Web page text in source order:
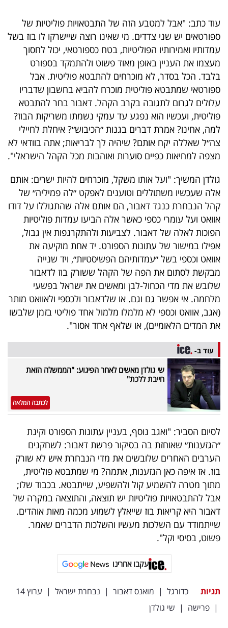
דרושים
ניוזלטרים
מייל
אדום
פרסמו
באייס
עקבו
אחרינו:
עוד כתב: "אבל למטבע הזה של התבטאויות פוליטיות של
ספורטאים יש שני צדדים. מי שאינו רוצה שיישרקו לו בוז בשל
עמדותיו ואמירותיו הפוליטיות, בטח כספורטאי, יכול לחסוך
מעצמו את העניין באופן מאוד פשוט ולהתמקד בספורט
בלבד. הכל בסדר, לא מוכרחים להתבטא פוליטית. אבל
ספורטאי שמתבטא פוליטית מוכרח להביא בחשבון שדבריו
עלולים לגרום לתגובה בקרב הקהל. דאבור בחר להתבטא
פוליטית, ועכשיו הוא נפגע עד עמקי נשמתו משריקות הבוז?
למה, אחינו? אמרת דברים בגנות ״הכיבוש״? איחלת לחיילי
צה״ל שאללה יקח אותם? שיהיה לך לבריאות; אתה בוודאי לא
מצפה למחיאות כפיים סוערות ואוהבות מכל הקהל הישראלי".
גולדן המשיך: "ועל אותו משקל, מוכרחים להיות ישרים: אותם
אלה שעכשיו משתוללים וטוענים לאפקט ״לה פמיליה״ של
קהל הנבחרת כנגד דאבור, הם אותם אלה שהתגוללו על דודו
אוואט ועל עומרי כספי כאשר אלה הביעו עמדות פוליטיות
הפוכות לאלה של דאבור. לצביעות ולהתקרנפות אין גבול,
אפילו במישור של עתונות הספורט. יד אחת מוקיעה את
אוואט וכספי בשל ״עמדותיהם הפשיסטיות״, ויד שנייה
מבקשת לסתום את הפה של הקהל ששורק בוז לדאבור
שלובש את מדי הכחול-לבן ומאשים את ישראל בפשעי
מלחמה. אי אפשר גם וגם. או שלדאבור ולכספי ולאוואט מותר
(אגב, אוואט וכספי לא מלמלו מלמול אחד פוליטי בזמן שלבשו
את המדים הלאומיים), או שלאף אחד אסור".
עוד ב-
שי גולדן מאשים לאחר הפיגוע: "הממשלה הזאת
חייבת ללכת"
לכתבה המלאה
לסיום הסביר: "ואגב נוסף, בעניין עתונות הספורט וקינת
״הגזענות״ שאוחזת בה בסיקור פרשת דאבור: לשחקנים
הערבים האחרים שלובשים את מדי הנבחרת איש לא שורק
בוז. אז איפה כאן הגזענות, אתמה? מי שמתבטא פוליטית,
מתוך מטרה להשמיע קול ולהשפיע, שייתבטא. בכבוד שלו;
אבל להתבטאויות פוליטיות יש תוצאה, והתוצאה במקרה של
דאבור היא קריאות בוז שייאלץ לשמוע מכמה מאות אוהדים.
שייתמודד עם השלכות מעשיו והשלכות הדברים שאמר.
פשוט, בסיסי וקל".
עקבו אחרינו
תגיות כדורגל | מואנס דאבור | נבחרת ישראל | ערוץ 14
| פרישה | שי גולדן